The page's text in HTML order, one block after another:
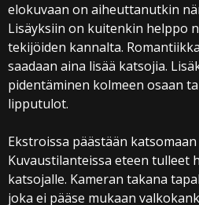
elokuvaan on aiheuttanutkin
Lisäyksiin on kuitenkin helppo
tekijöiden kannalta.
saadaan aina lisää katsojia.
pidentäminen kolmeen osaan
lipputulot.
Ekstroissa päästään
Kuvaustilanteissa eteen tulleet
katsojalle. Kameran takana
joka ei pääse mukaan